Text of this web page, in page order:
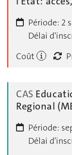
Période: 2
Délai
Coût
CAS
Regional
Période:
Délai